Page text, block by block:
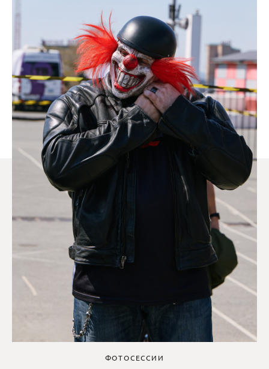
ФОТОСЕССИИ